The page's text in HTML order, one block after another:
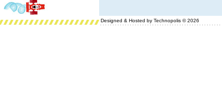
Designed & Hosted by Technopolis © 2026